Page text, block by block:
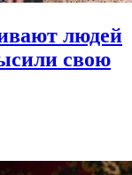
людей
свою